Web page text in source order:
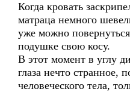
Когда кровать
матраца немного
уже можно
подушке свою косу.
В этот момент в углу
глаза нечто странное,
человеческого тела,